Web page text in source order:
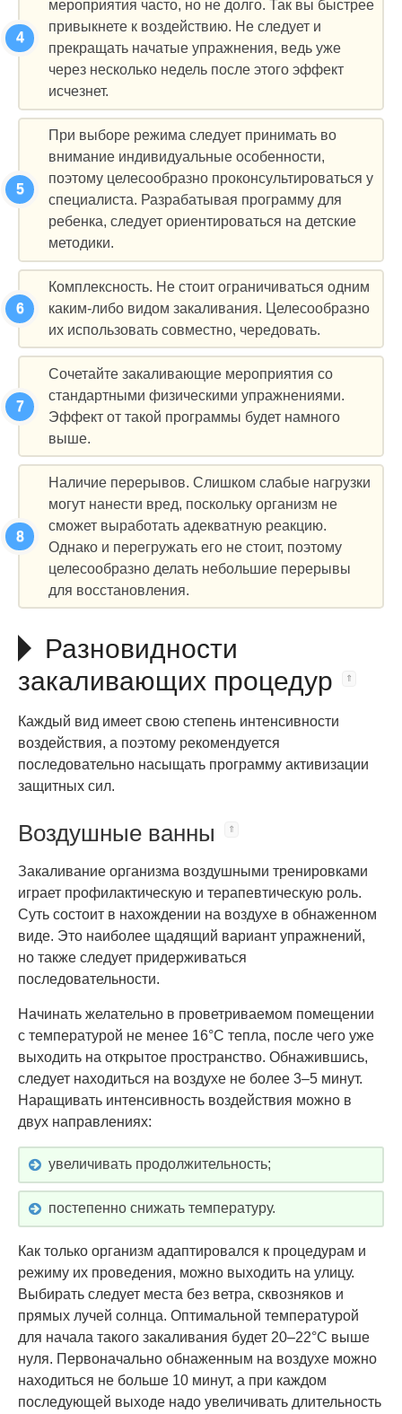
мероприятия часто, но не долго. Так вы быстрее
привыкнете к воздействию. Не следует и
прекращать начатые упражнения, ведь уже
через несколько недель после этого эффект
исчезнет.
При выборе режима следует принимать во
внимание индивидуальные особенности,
поэтому целесообразно проконсультироваться у
специалиста. Разрабатывая программу для
ребенка, следует ориентироваться на детские
методики.
Комплексность. Не стоит ограничиваться одним
каким-либо видом закаливания. Целесообразно
их использовать совместно, чередовать.
Сочетайте закаливающие мероприятия со
стандартными физическими упражнениями.
Эффект от такой программы будет намного
выше.
Наличие перерывов. Слишком слабые нагрузки
могут нанести вред, поскольку организм не
сможет выработать адекватную реакцию.
Однако и перегружать его не стоит, поэтому
целесообразно делать небольшие перерывы
для восстановления.
Разновидности
закаливающих процедур
Каждый вид имеет свою степень интенсивности
воздействия, а поэтому рекомендуется
последовательно насыщать программу активизации
защитных сил.
Воздушные ванны
Закаливание организма воздушными тренировками
играет профилактическую и терапевтическую роль.
Суть состоит в нахождении на воздухе в обнаженном
виде. Это наиболее щадящий вариант упражнений,
но также следует придерживаться
последовательности.
Начинать желательно в проветриваемом помещении
с температурой не менее 16°C тепла, после чего уже
выходить на открытое пространство. Обнажившись,
следует находиться на воздухе не более 3–5 минут.
Наращивать интенсивность воздействия можно в
двух направлениях:
увеличивать продолжительность;
постепенно снижать температуру.
Как только организм адаптировался к процедурам и
режиму их проведения, можно выходить на улицу.
Выбирать следует места без ветра, сквозняков и
прямых лучей солнца. Оптимальной температурой
для начала такого закаливания будет 20–22°C выше
нуля. Первоначально обнаженным на воздухе можно
находиться не больше 10 минут, а при каждом
последующей выходе надо увеличивать длительность